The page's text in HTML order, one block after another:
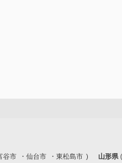
谷市 仙台市 東松島市 山形県